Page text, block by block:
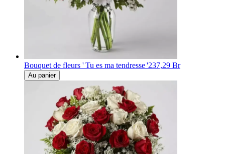
Bouquet de fleurs ' Tu es ma tendresse '237,29 Br
Au panier